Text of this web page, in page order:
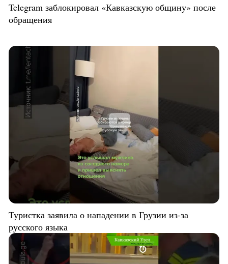
Telegram заблокировал «Кавказскую общину» после
обращения
Туристка заявила о нападении в Грузии из-за
русского языка